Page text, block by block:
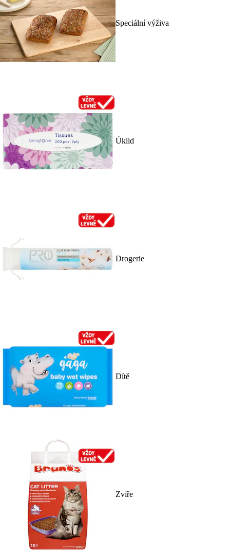
Speciální výživa
Úklid
Drogerie
Dítě
Zvíře